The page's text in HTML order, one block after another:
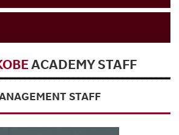
ACADEMY STAFF
STAFF